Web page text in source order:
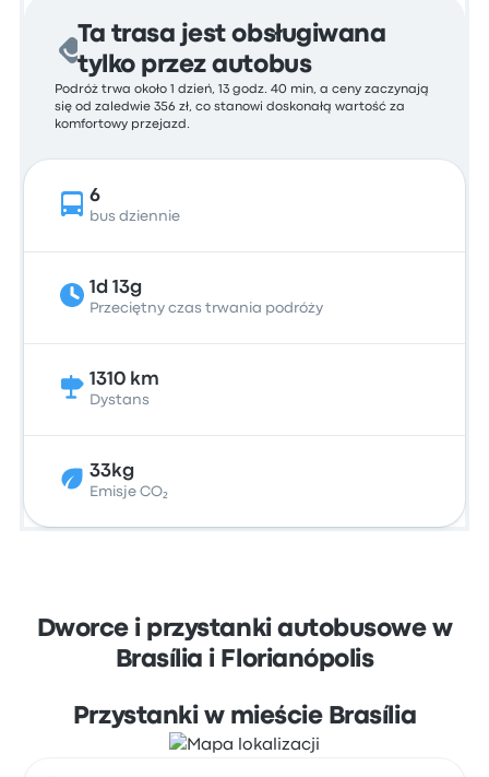
Ta trasa jest obsługiwana
tylko przez autobus
Podróż trwa około 1 dzień, 13 godz. 40 min, a ceny zaczynają
się od zaledwie 356 zł, co stanowi doskonałą wartość za
komfortowy przejazd.
6
bus dziennie
1d 13g
Przeciętny czas trwania podróży
1310 km
Dystans
33kg
Emisje CO₂
Dworce i przystanki autobusowe w
Brasília i Florianópolis
Przystanki w mieście Brasília